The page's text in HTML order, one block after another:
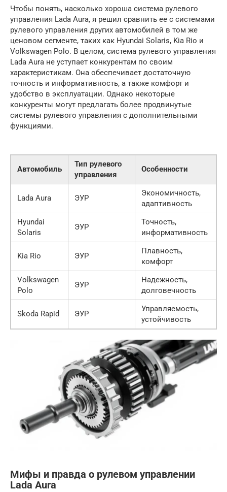
Чтобы понять, насколько хороша система рулевого
управления Lada Aura, я решил сравнить ее с системами
рулевого управления других автомобилей в том же
ценовом сегменте, таких как Hyundai Solaris, Kia Rio и
Volkswagen Polo. В целом, система рулевого управления
Lada Aura не уступает конкурентам по своим
характеристикам. Она обеспечивает достаточную
точность и информативность, а также комфорт и
удобство в эксплуатации. Однако некоторые
конкуренты могут предлагать более продвинутые
системы рулевого управления с дополнительными
функциями.
Автомобиль
Тип рулевого
управления
Особенности
Lada Aura ЭУР
Экономичность,
адаптивность
Hyundai
Solaris
ЭУР
Точность,
информативность
Kia Rio ЭУР
Плавность,
комфорт
Volkswagen
Polo
ЭУР
Надежность,
долговечность
Skoda Rapid ЭУР
Управляемость,
устойчивость
Мифы и правда о рулевом управлении
Lada Aura